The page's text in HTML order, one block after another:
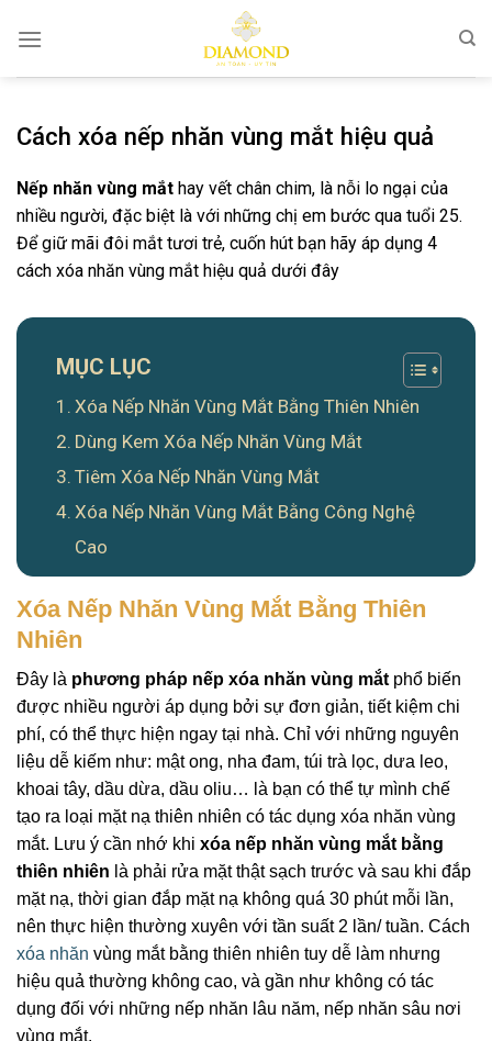
qua
Cách xóa nếp nhăn vùng mắt hiệu quả
Nếp nhăn vùng mắt hay vết chân chim, là nỗi lo ngại của
nhiều người, đặc biệt là với những chị em bước qua tuổi 25.
Để giữ mãi đôi mắt tươi trẻ, cuốn hút bạn hãy áp dụng 4
cách xóa nhăn vùng mắt hiệu quả dưới đây
MỤC LỤC
Xóa Nếp Nhăn Vùng Mắt Bằng Thiên Nhiên
Dùng Kem Xóa Nếp Nhăn Vùng Mắt
Tiêm Xóa Nếp Nhăn Vùng Mắt
Xóa Nếp Nhăn Vùng Mắt Bằng Công Nghệ
Cao
Xóa Nếp Nhăn Vùng Mắt Bằng Thiên
Nhiên
Đây là phương pháp nếp xóa nhăn vùng mắt phổ biến
được nhiều người áp dụng bởi sự đơn giản, tiết kiệm chi
phí, có thể thực hiện ngay tại nhà. Chỉ với những nguyên
liệu dễ kiếm như: mật ong, nha đam, túi trà lọc, dưa leo,
khoai tây, dầu dừa, dầu oliu… là bạn có thể tự mình chế
tạo ra loại mặt nạ thiên nhiên có tác dụng xóa nhăn vùng
mắt. Lưu ý cần nhớ khi xóa nếp nhăn vùng mắt bằng
thiên nhiên là phải rửa mặt thật sạch trước và sau khi đắp
mặt nạ, thời gian đắp mặt nạ không quá 30 phút mỗi lần,
nên thực hiện thường xuyên với tần suất 2 lần/ tuần. Cách
xóa nhăn vùng mắt bằng thiên nhiên tuy dễ làm nhưng
hiệu quả thường không cao, và gần như không có tác
dụng đối với những nếp nhăn lâu năm, nếp nhăn sâu nơi
vùng mắt.